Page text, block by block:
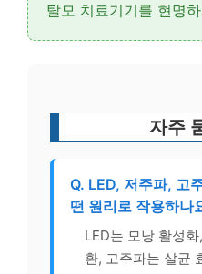
탈모 치료기기를 현명
자주
Q. LED, 저주파, 고
떤 원리로 작용하나
LED는 모낭 활성
환, 고주파는 살균